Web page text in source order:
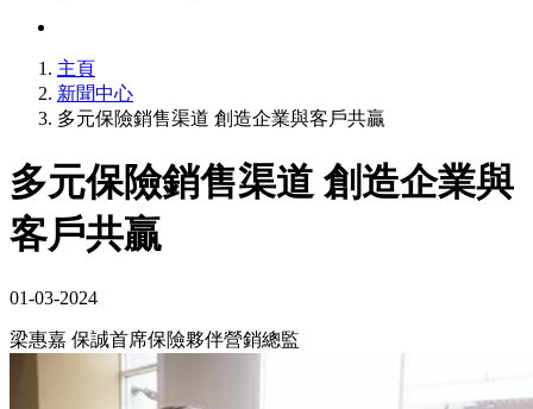
主頁
新聞中心
多元保險銷售渠道 創造企業與客戶共贏
多元保險銷售渠道 創造企業與
客戶共贏
01-03-2024
梁惠嘉 保誠首席保險夥伴營銷總監